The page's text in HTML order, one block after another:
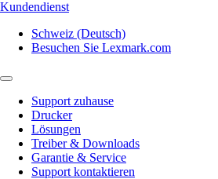
Kundendienst
Schweiz (Deutsch)
Besuchen Sie Lexmark.com
Support zuhause
Drucker
Lösungen
Treiber & Downloads
Garantie & Service
Support kontaktieren